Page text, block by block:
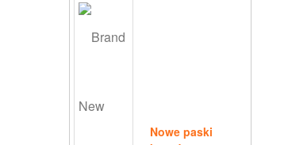
Nowe paski